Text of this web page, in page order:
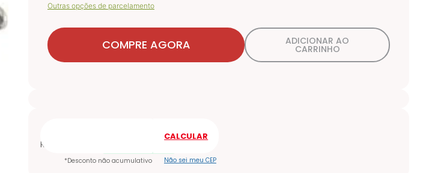
Outras opções de parcelamento
COMPRE AGORA ADICIONAR AO
CARRINHO
Não sei meu CEP